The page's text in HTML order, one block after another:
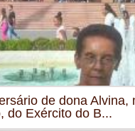
de dona Alvina,
do Exército do B...